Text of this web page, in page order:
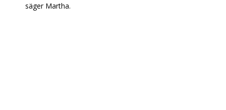
säger Martha.